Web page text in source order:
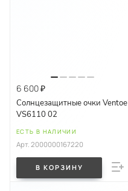
6 600 ₽
Солнцезащитные очки Ventoe
VS6110 02
ЕСТЬ В НАЛИЧИИ
Арт. 2000000167220
В КОРЗИНУ